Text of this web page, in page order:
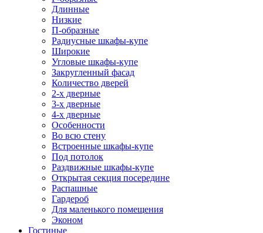
Длинные
Низкие
П-образные
Радиусные шкафы-купе
Широкие
Угловые шкафы-купе
Закругленный фасад
Количество дверей
2-х дверные
3-х дверные
4-х дверные
Особенности
Во всю стену
Встроенные шкафы-купе
Под потолок
Раздвижные шкафы-купе
Открытая секция посередине
Распашные
Гардероб
Для маленького помещения
Эконом
Гостиные